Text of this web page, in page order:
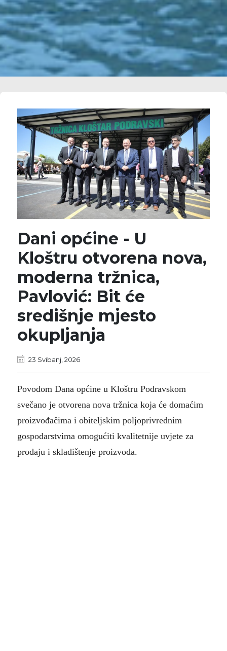
Dani općine - U
Kloštru otvorena nova,
moderna tržnica,
Pavlović: Bit će
središnje mjesto
okupljanja
23 Svibanj, 2026
Povodom Dana općine u Kloštru Podravskom
svečano je otvorena nova tržnica koja će domaćim
proizvođačima i obiteljskim poljoprivrednim
gospodarstvima omogućiti kvalitetnije uvjete za
prodaju i skladištenje proizvoda.